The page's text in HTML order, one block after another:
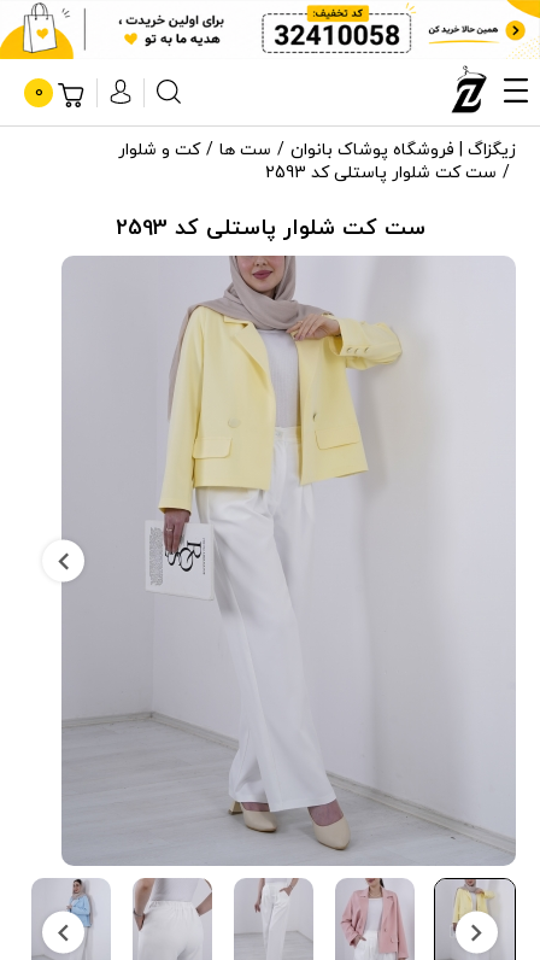
0
زیگزاگ | فروشگاه پوشاک بانوان ست ها
کت و شلوار
ست کت شلوار پاستلی کد 2593
ست کت شلوار پاستلی کد 2593